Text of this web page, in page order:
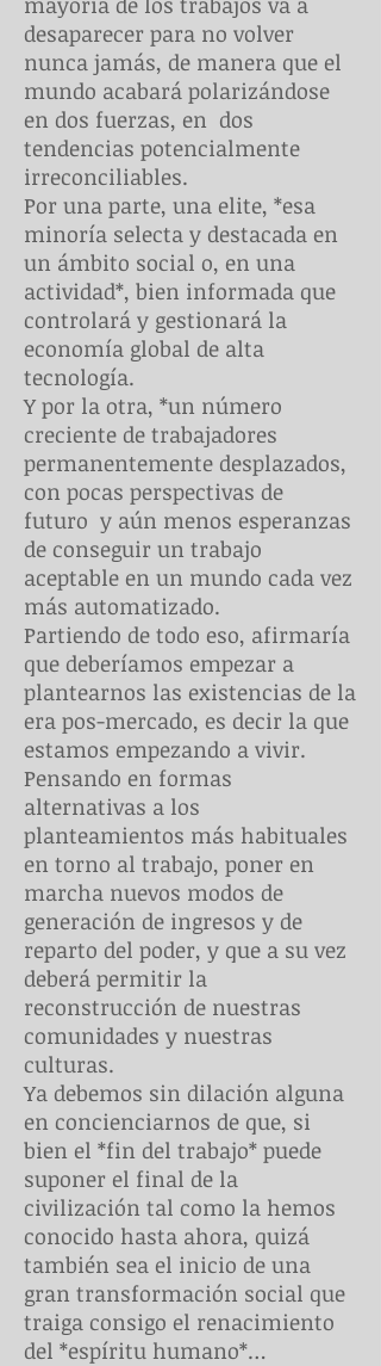
desaparecer para no volver
nunca jamás, de manera que el
mundo acabará polarizándose
en dos fuerzas, en dos
tendencias potencialmente
irreconciliables.
Por una parte, una elite, *esa
minoría selecta y destacada en
un ámbito social o, en una
actividad*, bien informada que
controlará y gestionará la
economía global de alta
tecnología.
Y por la otra, *un número
creciente de trabajadores
permanentemente desplazados,
con pocas perspectivas de
futuro y aún menos esperanzas
de conseguir un trabajo
aceptable en un mundo cada vez
más automatizado.
Partiendo de todo eso, afirmaría
que deberíamos empezar a
plantearnos las existencias de la
era pos-mercado, es decir la que
estamos empezando a vivir.
Pensando en formas
alternativas a los
planteamientos más habituales
en torno al trabajo, poner en
marcha nuevos modos de
generación de ingresos y de
reparto del poder, y que a su vez
deberá permitir la
reconstrucción de nuestras
comunidades y nuestras
culturas.
Ya debemos sin dilación alguna
en concienciarnos de que, si
bien el *fin del trabajo* puede
suponer el final de la
civilización tal como la hemos
conocido hasta ahora, quizá
también sea el inicio de una
gran transformación social que
traiga consigo el renacimiento
del *espíritu humano*…